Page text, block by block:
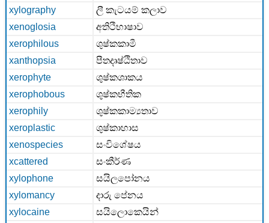
xylography
ලී කැටයම් කලාව
xenoglosia
අතිථිභාෂාව
xerophilous
ශුෂ්කකාමී
xanthopsia
පීතදෘෂ්ඨිතාව
xerophyte
ශුෂ්කශාකය
xerophobous
ශුෂ්කභීතික
xerophily
ශුෂ්කකාම්‍යතාව
xeroplastic
ශුෂ්කාහාස
xenospecies
සංවිශේෂය
xcattered
සංකීර්ණ
xylophone
සයිලපෝනය
xylomancy
දාරු පේනය
xylocaine
සයිලොකෙයින්